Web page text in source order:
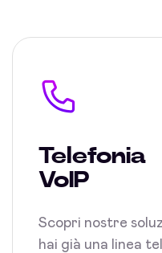
Telefonia
VoIP
Scopri nostre
hai già una linea